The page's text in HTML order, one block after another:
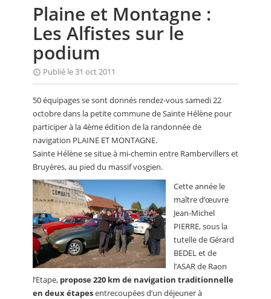
ANNUAIRES
PETITES ANNONCES
Plaine et Montagne :
Les Alfistes sur le
podium
Publié le 31 oct 2011
50 équipages se sont donnés rendez-vous samedi 22
octobre dans la petite commune de Sainte Hélène pour
participer à la 4ème édition de la randonnée de
navigation PLAINE ET MONTAGNE.
Sainte Hélène se situe à mi-chemin entre Rambervillers et
Bruyères, au pied du massif vosgien.
Cette année le
maître d’œuvre
Jean-Michel
PIERRE, sous la
tutelle de Gérard
BEDEL et de
l’ASAR de Raon
l’Etape, propose 220 km de navigation traditionnelle
en deux étapesentrecoupées d’un déjeuner à